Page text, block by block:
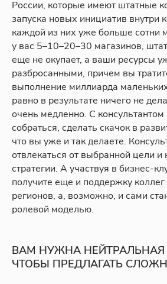
России, которые имеют штатные
запуска новых инициатив внутри
каждой из них уже больше сотни
у вас 5–10–20–30 магазинов,
еще не окупает, а ваши ресурсы
разбросанными, причем вы
выполнение миллиарда
равно в результате ничего не
очень медленно. С
собраться, сделать скачок в
что вы уже и так делаете.
отвлекаться от выбранной цели и
стратегии. А участвуя в бизнес-
получите еще и поддержку коллег
регионов, а, возможно, и сами
ролевой моделью.
ВАМ НУЖНА НЕЙТРАЛЬНАЯ
ЧТОБЫ ПРЕДЛАГАТЬ